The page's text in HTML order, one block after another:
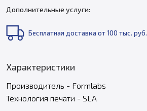
Дополнительные услуги:
Бесплатная доставка от 100 тыс. руб.
Характеристики
Производитель - Formlabs
Технология печати - SLA